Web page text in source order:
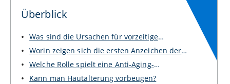
Überblick
Was sind die Ursachen für vorzeitige
Hautalterung?
Worin zeigen sich die ersten Anzeichen der
Hautalt...
Welche Rolle spielt eine Anti-Aging-
Gesichtspflege...
Kann man Hautalterung vorbeugen?